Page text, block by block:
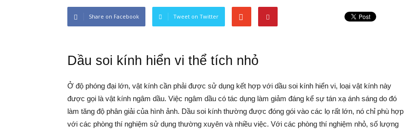
Share on Facebook Tweet on Twitter
Dầu soi kính hiển vi thể tích nhỏ
Ở độ phóng đại lớn, vật kính cần phải được sử dụng kết hợp với dầu soi kính hiển vi, loại vật kính này
được gọi là vật kính ngâm dầu. Việc ngâm dầu có tác dụng làm giảm đáng kể sự tán xạ ánh sáng do đó
làm tăng độ phân giải của hình ảnh. Dầu soi kính thường được đóng gói vào các lọ rất lớn, nó chỉ phù hợp
với các phòng thí nghiệm sử dụng thường xuyên và nhiều việc. Với các phòng thí nghiệm nhỏ, số lượng